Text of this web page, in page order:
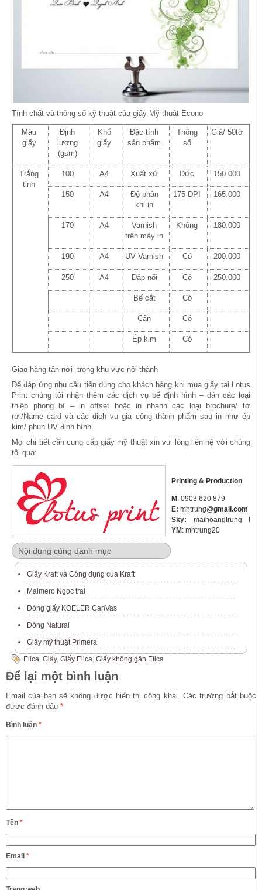
Tính chất và thông số kỹ thuật của giấy Mỹ thuật Econo
Màu
giấy
Định
lượng
(gsm)
Khổ
giấy
Đặc tính
sản phẩm
Thông
số
Giá/ 50tờ
Trắng
tinh
100 A4 Xuất xứ Đức 150.000
150 A4
Độ phân
khi in
175 DPI 165.000
170 A4
Varnish
trên máy in
Không 180.000
190 A4 UV Varnish Có 200.000
250 A4 Dập nổi Có 250.000
Bế cắt Có
Cấn Có
Ép kim Có
Giao hàng tận nơi trong khu vực nội thành
Để đáp ứng nhu cầu tiện dụng cho khách hàng khi mua giấy tại Lotus
Print chúng tôi nhận thêm các dịch vụ bế định hình – dán các loại
thiệp phong bì – in offset hoặc in nhanh các loại brochure/ tờ
rơi/Name card và các dịch vụ gia công thành phẩm sau in như ép
kim/ phun UV định hình.
Mọi chi tiết cần cung cấp giấy mỹ thuật xin vui lòng liên hệ với chúng
tôi qua:
Printing & Production
M: 0903 620 879
E: mhtrung@gmail.com
Sky: maihoangtrung I
YM: mhtrung20
Nội dung cùng danh mục
Giấy Kraft và Công dụng của Kraft
Malmero Ngọc trai
Dòng giấy KOELER CanVas
Dòng Natural
Giấy mỹ thuật Primera
Elica Giấy, Giấy Elica Giấy không gân Elica
Để lại một bình luận
Email của bạn sẽ không được hiển thị công khai.
Các trường bắt buộc
được đánh dấu *
Bình luận *
Tên *
Email *